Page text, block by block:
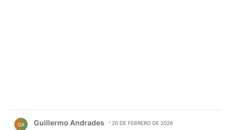
GA Guillermo Andrades 20 DE FEBRERO DE 2026